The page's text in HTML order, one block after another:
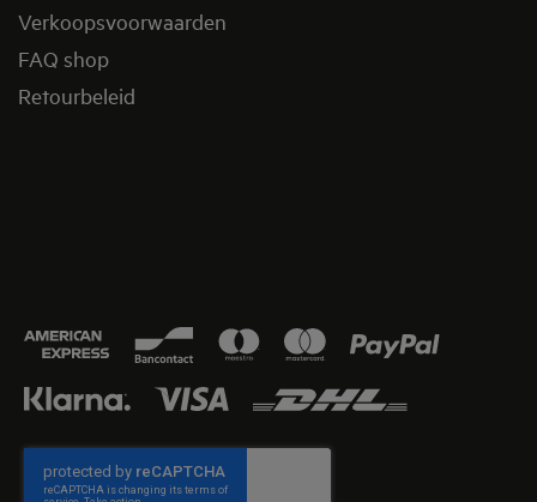
Verkoopsvoorwaarden
FAQ shop
Retourbeleid​